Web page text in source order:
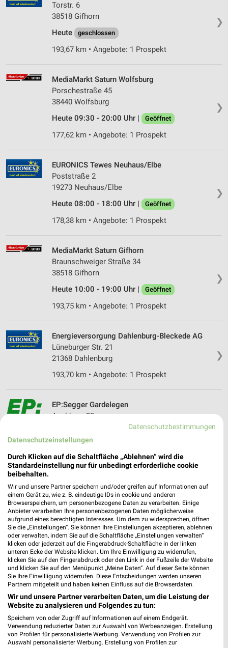
❯
Torstr. 6
38518 Gifhorn
Heute
geschlossen
193,67 km • Angebote: 1 Prospekt
❯
MediaMarkt Saturn Wolfsburg
Porschestraße 45
38440 Wolfsburg
Heute 09:30 - 20:00 Uhr |
Geöffnet
177,62 km • Angebote: 1 Prospekt
❯
EURONICS Tewes Neuhaus/Elbe
Poststraße 2
19273 Neuhaus/Elbe
Heute 08:00 - 18:00 Uhr |
Geöffnet
178,38 km • Angebote: 1 Prospekt
❯
MediaMarkt Saturn Gifhorn
Braunschweiger Straße 34
38518 Gifhorn
Heute 10:00 - 19:00 Uhr |
Geöffnet
193,75 km • Angebote: 1 Prospekt
❯
Energieversorgung Dahlenburg-Bleckede AG
Lüneburger Str. 21
21368 Dahlenburg
193,70 km • Angebote: 1 Prospekt
EP:Segger Gardelegen
Aschberg 23
Heute 09:00 - 18:00 Uhr |
135,96 km • Angebote: 2 Prospekte
expert Gifhorn
Eysselheideweg 5
38518 Gifhorn
Heute 09:00 - 20:00 Uhr | Geöffnet
194,26 km
EURONICS Böhler Bismark
Bahnhofstr. 63
39629 Bismark
Heute geschlossen
125,71 km • Angebote: 1 Prospekt
Datenschutzbestimmungen
Datenschutzeinstellungen
Durch Klicken auf die Schaltfläche „Ablehnen“ wird die
Standardeinstellung nur für unbedingt erforderliche cookie
beibehalten.
Wir und unsere Partner speichern und/oder greifen auf Informationen auf
einem Gerät zu, wie z. B. eindeutige IDs in cookie und anderen
Browserspeichern, um personenbezogene Daten zu verarbeiten. Einige
Anbieter verarbeiten Ihre personenbezogenen Daten möglicherweise
aufgrund eines berechtigten Interesses. Um dem zu widersprechen, öffnen
Sie die „Einstellungen“. Sie können Ihre Einstellungen akzeptieren, ablehnen
oder verwalten, indem Sie auf die Schaltfläche „Einstellungen verwalten“
klicken oder jederzeit auf die Fingerabdruck-Schaltfläche in der linken
unteren Ecke der Website klicken. Um Ihre Einwilligung zu widerrufen,
klicken Sie auf den Fingerabdruck oder den Link in der Fußzeile der Website
und klicken Sie auf den Menüpunkt „Meine Daten“. Auf dieser Seite können
Sie Ihre Einwilligung widerrufen. Diese Entscheidungen werden unseren
Partnern mitgeteilt und haben keinen Einfluss auf die Browserdaten.
Wir und unsere Partner verarbeiten Daten, um die Leistung der
Website zu analysieren und Folgendes zu tun:
Speichern von oder Zugriff auf Informationen auf einem Endgerät.
Verwendung reduzierter Daten zur Auswahl von Werbeanzeigen. Erstellung
von Profilen für personalisierte Werbung. Verwendung von Profilen zur
Auswahl personalisierter Werbung. Erstellung von Profilen zur